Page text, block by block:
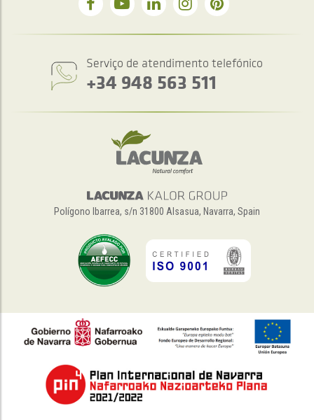
Serviço de atendimento telefónico
+34 948 563 511
Polígono Ibarrea, s/n 31800 Alsasua, Navarra, Spain